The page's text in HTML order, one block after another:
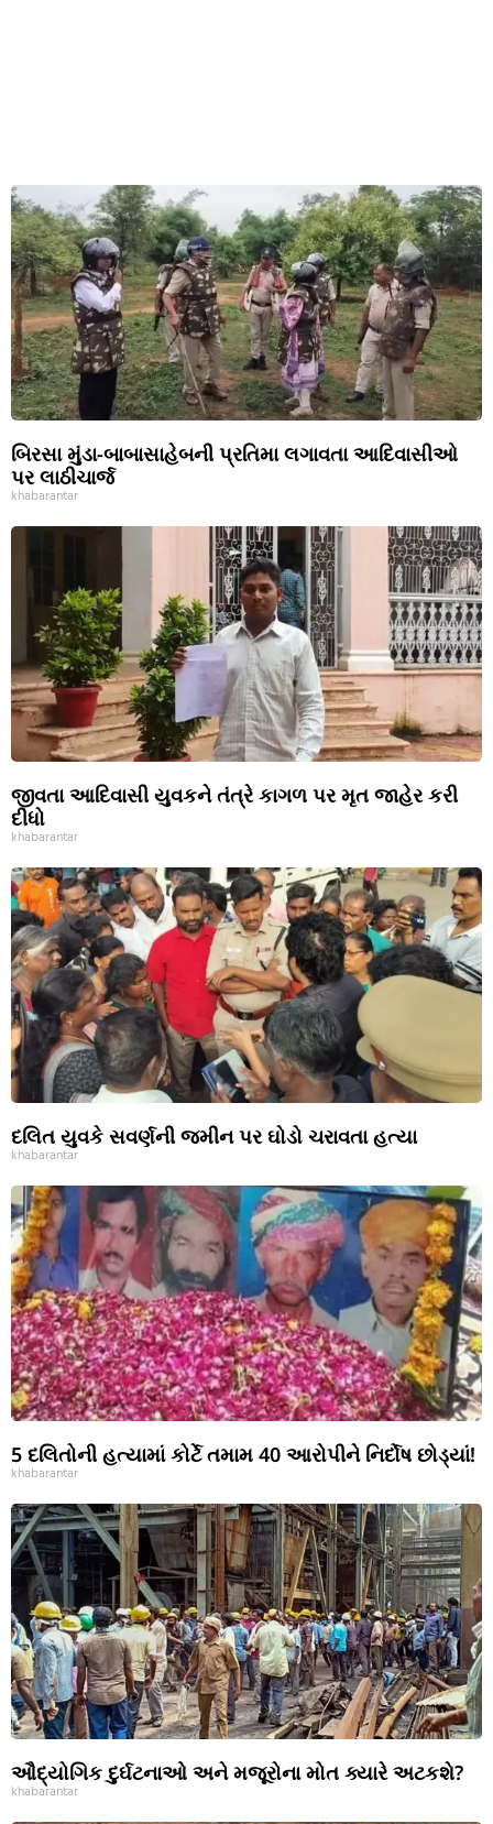
બિરસા મુંડા-બાબાસાહેબની પ્રતિમા લગાવતા આદિવાસીઓ
પર લાઠીચાર્જ
khabarantar
જીવતા આદિવાસી યુવકને તંત્રે કાગળ પર મૃત જાહેર કરી
દીધો
khabarantar
દલિત યુવકે સવર્ણની જમીન પર ઘોડો ચરાવતા હત્યા
khabarantar
5 દલિતોની હત્યામાં કોર્ટે તમામ 40 આરોપીને નિર્દોષ છોડ્યાં!
khabarantar
ઔદ્યોગિક દુર્ઘટનાઓ અને મજૂરોના મોત ક્યારે અટકશે?
khabarantar